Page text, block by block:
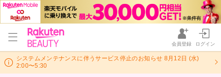
会員登録 ログイン
システムメンテナンスに伴うサービス停止のお知らせ 8月12日 (水)
2:00〜5:30